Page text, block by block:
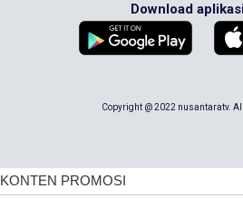
Download
Copyright @ 2022 nusantaratv.